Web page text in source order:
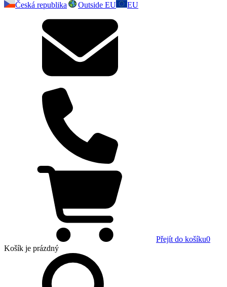
Česká republika
Outside EU EU
Přejít do košíku0
Košík je prázdný